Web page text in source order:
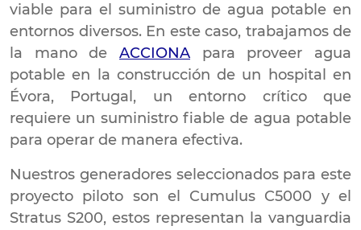
viable para el suministro de agua potable en
entornos diversos. En este caso, trabajamos de
la mano de ACCIONA para proveer agua
potable en la construcción de un hospital en
Évora, Portugal, un entorno crítico que
requiere un suministro fiable de agua potable
para operar de manera efectiva.
Nuestros generadores seleccionados para este
proyecto piloto son el Cumulus C5000 y el
Stratus S200, estos representan la vanguardia